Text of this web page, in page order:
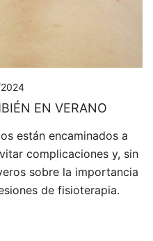
EN VERANO
están encaminados a
complicaciones y, sin
sobre la importancia
de fisioterapia.